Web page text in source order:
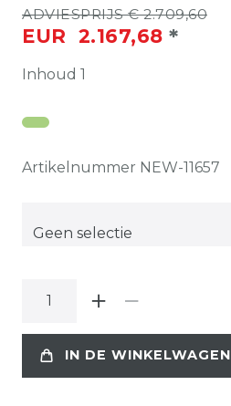
ADVIESPRIJS € 2.709,60
EUR 2.167,68 *
Inhoud 1
Artikelnummer NEW-11657
IN DE WINKELWAGEN